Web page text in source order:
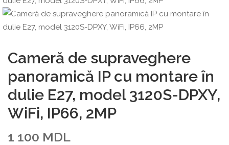
Cameră de supraveghere
panoramică IP cu montare în
dulie E27, model 3120S-DPXY,
WiFi, IP66, 2MP
1 100 MDL